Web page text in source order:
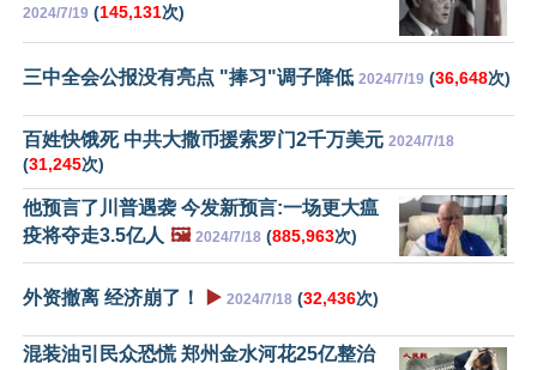
2024/7/19 (145,131次)
三中全会公报没有亮点 "捧习"调子降低 2024/7/19 (36,648次)
百姓快饿死 中共大撒币援索罗门2千万美元 2024/7/18
(31,245次)
他预言了川普遇袭 今发新预言:一场更大瘟
疫将夺走3.5亿人 🖼️ 2024/7/18 (885,963次)
外资撤离 经济崩了！ ▶️ 2024/7/18 (32,436次)
混装油引民众恐慌 郑州金水河花25亿整治